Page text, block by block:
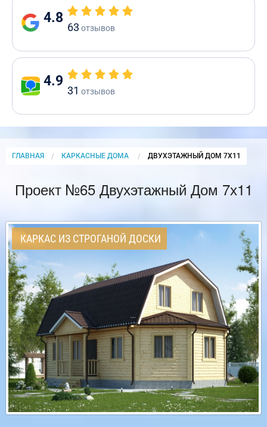
4.8
63 отзывов
4.9
31 отзывов
ГЛАВНАЯ КАРКАСНЫЕ ДОМА CURRENT:
ДВУХЭТАЖНЫЙ ДОМ 7Х11
Проект №65 Двухэтажный Дом 7х11
КАРКАС ИЗ СТРОГАНОЙ ДОСКИ